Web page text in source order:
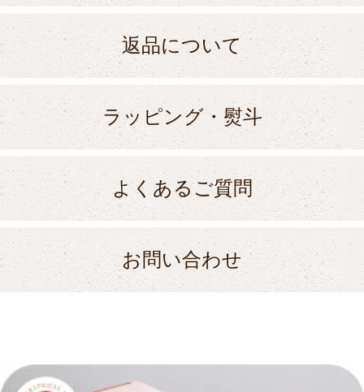
返品について
ラッピング・熨斗
よくあるご質問
お問い合わせ